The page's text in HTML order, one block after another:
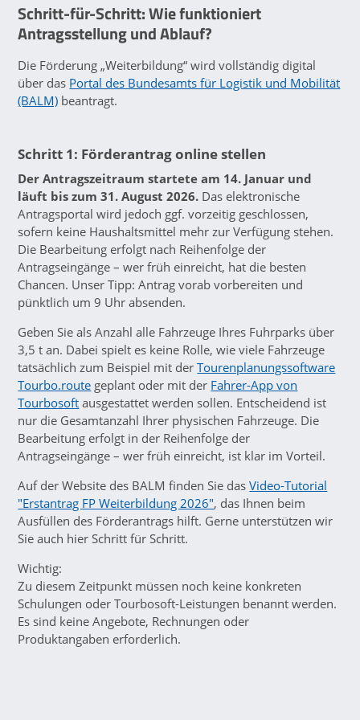
Schritt-für-Schritt: Wie funktioniert
Antragsstellung und Ablauf?
Die Förderung „Weiterbildung“ wird vollständig digital
über das Portal des Bundesamts für Logistik und Mobilität
(BALM) beantragt.
Schritt 1: Förderantrag online stellen
Der Antragszeitraum startete am 14. Januar und
läuft bis zum 31. August 2026. Das elektronische
Antragsportal wird jedoch ggf. vorzeitig geschlossen,
sofern keine Haushaltsmittel mehr zur Verfügung stehen.
Die Bearbeitung erfolgt nach Reihenfolge der
Antragseingänge – wer früh einreicht, hat die besten
Chancen. Unser Tipp: Antrag vorab vorbereiten und
pünktlich um 9 Uhr absenden.
Geben Sie als Anzahl alle Fahrzeuge Ihres Fuhrparks über
3,5 t an. Dabei spielt es keine Rolle, wie viele Fahrzeuge
tatsächlich zum Beispiel mit derTourenplanungssoftware
Tourbo.route geplant oder mit der Fahrer-App von
Tourbosoft ausgestattet werden sollen. Entscheidend ist
nur die Gesamtanzahl Ihrer physischen Fahrzeuge. Die
Bearbeitung erfolgt in der Reihenfolge der
Antragseingänge – wer früh einreicht, ist klar im Vorteil.
Auf der Website des BALM finden Sie dasVideo-Tutorial
"Erstantrag FP Weiterbildung 2026", das Ihnen beim
Ausfüllen des Förderantrags hilft. Gerne unterstützen wir
Sie auch hier Schritt für Schritt.
Wichtig:
Zu diesem Zeitpunkt müssen noch keine konkreten
Schulungen oder Tourbosoft-Leistungen benannt werden.
Es sind keine Angebote, Rechnungen oder
Produktangaben erforderlich.